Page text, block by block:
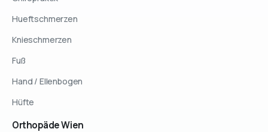
Hueftschmerzen
Knieschmerzen
Fuß
Hand / Ellenbogen
Hüfte
OrthopädeWien